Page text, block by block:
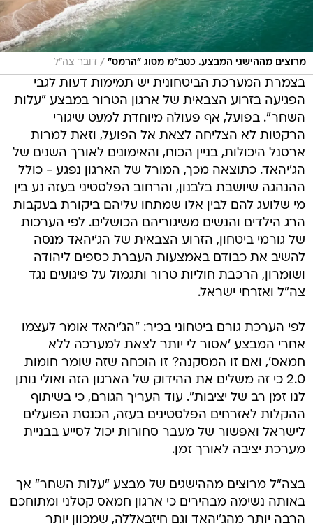
מרוצים מההישגי המבצע. כטב"מ מסוג "הרמס" / דובר צה"ל
בצמרת המערכת הביטחונית יש תמימות דעות לגבי
הפגיעה בזרוע הצבאית של ארגון הטרור במבצע "עלות
השחר". בפועל, אף פעולה מיוחדת למעט שיגורי
הרקטות לא הצליחה לצאת אל הפועל, וזאת למרות
ארסנל היכולות, בניין הכוח, והאימונים לאורך השנים של
הג'יהאד. כתוצאה מכך, המורל של הארגון נפגע - כולל
ההנהגה שיושבת בלבנון, והרחוב הפלסטיני בעזה נע בין
מי שלועג להם לבין אלו שמתחו עליהם ביקורת בעקבות
הרג הילדים והנשים משיגוריהם הכושלים. לפי הערכות
של גורמי ביטחון, הזרוע הצבאית של הג'יהאד מנסה
להשיב את כבודם באמצעות העברת כספים ליהודה
ושומרון, הרכבת חוליות טרור ותגמול על פיגועים נגד
צה"ל ואזרחי ישראל.
לפי הערכת גורם ביטחוני בכיר: "הג'יהאד אומר לעצמו
אחרי המבצע 'אסור לי יותר לצאת למערכה ללא
חמאס', ואם זו המסקנה? זו הוכחה שזה שומר חומות
2.0 כי זה משלים את ההידוק של הארגון הזה ואולי נותן
לנו זמן רב של יציבות". עוד העריך הגורם, כי בשיתוף
ההקלות לאזרחים הפלסטינים בעזה, הכנסת הפועלים
לישראל ואפשור של מעבר סחורות יכול לסייע בבניית
מערכת יציבה לאורך זמן.
בצה"ל מרוצים מההישגים של מבצע "עלות השחר" אך
באותה נשימה מבהירים כי ארגון חמאס קטלני ומתוחכם
הרבה יותר מהג'יהאד וגם חיזבאללה, שמכוון יותר